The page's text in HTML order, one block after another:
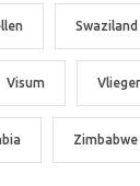
Swaziland
Visum
Zimbabwe